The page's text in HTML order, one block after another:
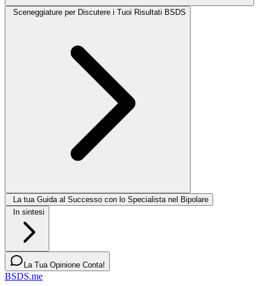
Sceneggiature per Discutere i Tuoi Risultati BSDS
La tua Guida al Successo con lo Specialista nel Bipolare
In sintesi
La Tua Opinione Conta!
BSDS.me